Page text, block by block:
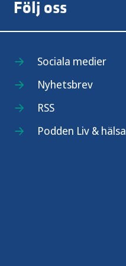
Följ oss
Sociala medier
Nyhetsbrev
RSS
Podden Liv & hälsa